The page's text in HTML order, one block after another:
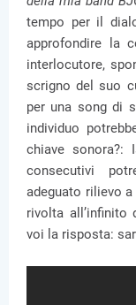
tempo per il
approfondire la
interlocutore,
scrigno del suo
per una song di
individuo
chiave sonora?:
consecutivi
adeguato rilievo
rivolta all’infinito
voi la risposta: